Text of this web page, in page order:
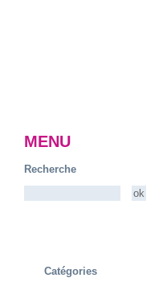
MENU
Recherche
Catégories